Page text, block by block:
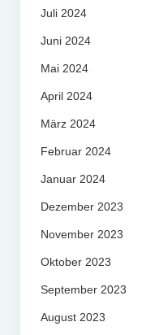
Juli 2024
Juni 2024
Mai 2024
April 2024
März 2024
Februar 2024
Januar 2024
Dezember 2023
November 2023
Oktober 2023
September 2023
August 2023